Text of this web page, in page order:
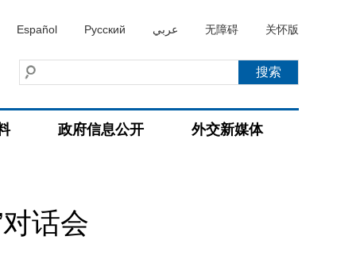
Español Русский عربي 无障碍 关怀版
政府信息公开 外交新媒体
话会